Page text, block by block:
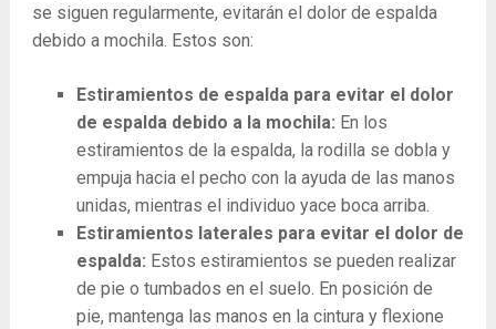
se siguen regularmente, evitarán el dolor de espalda
debido a mochila. Estos son:
Estiramientos de espalda para evitar el dolor
de espalda debido a la mochila: En los
estiramientos de la espalda, la rodilla se dobla y
empuja hacia el pecho con la ayuda de las manos
unidas, mientras el individuo yace boca arriba.
Estiramientos laterales para evitar el dolor de
espalda: Estos estiramientos se pueden realizar
de pie o tumbados en el suelo. En posición de
pie, mantenga las manos en la cintura y flexione